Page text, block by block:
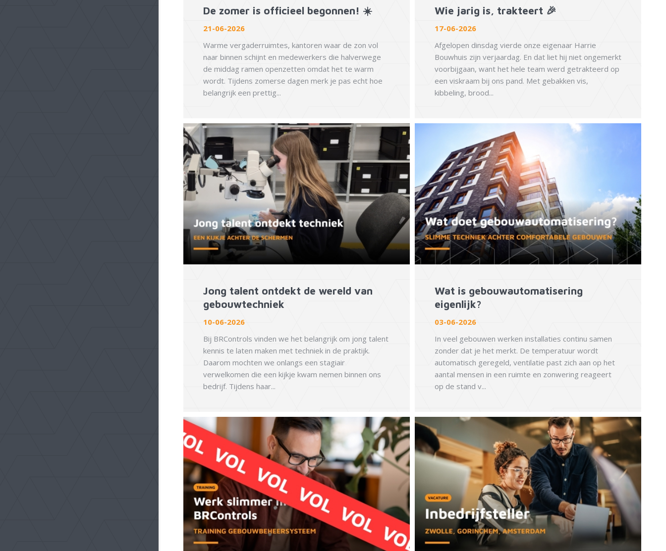
De zomer is officieel begonnen! ☀️
21-06-2026
Warme vergaderruimtes, kantoren waar de zon vol
naar binnen schijnt en medewerkers die halverwege
de middag ramen openzetten omdat het te warm
wordt. Tijdens zomerse dagen merk je pas echt hoe
belangrijk een prettig...
Wie jarig is, trakteert 🎉
17-06-2026
Afgelopen dinsdag vierde onze eigenaar Harrie
Bouwhuis zijn verjaardag. En dat liet hij niet ongemerkt
voorbijgaan, want het hele team werd getrakteerd op
een viskraam bij ons pand. Met gebakken vis,
kibbeling, brood...
Jong talent ontdekt de wereld van
gebouwtechniek
10-06-2026
Bij BRControls vinden we het belangrijk om jong talent
kennis te laten maken met techniek in de praktijk.
Daarom mochten we onlangs een stagiair
verwelkomen die een kijkje kwam nemen binnen ons
bedrijf. Tijdens haar...
Wat is gebouwautomatisering
eigenlijk?
03-06-2026
In veel gebouwen werken installaties continu samen
zonder dat je het merkt. De temperatuur wordt
automatisch geregeld, ventilatie past zich aan op het
aantal mensen in een ruimte en zonwering reageert
op de stand v...